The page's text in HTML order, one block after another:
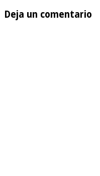
Deja un comentario